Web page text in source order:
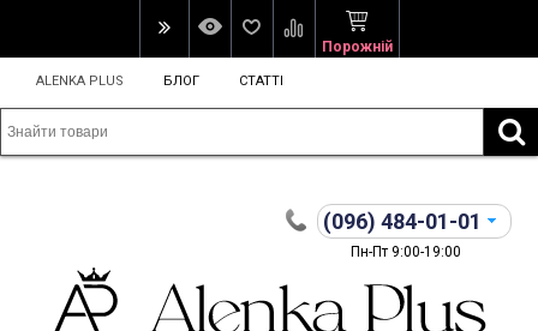
Порожній
ALENKA PLUS БЛОГ СТАТТІ
(096) 484-01-01
Пн-Пт 9:00-19:00